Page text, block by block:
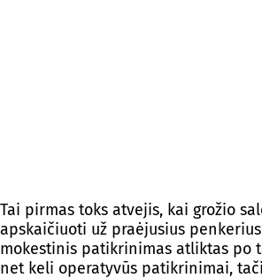
Tai pirmas toks atvejis, kai grožio
apskaičiuoti už praėjusius
mokestinis patikrinimas atliktas po
net keli operatyvūs patikrinimai,